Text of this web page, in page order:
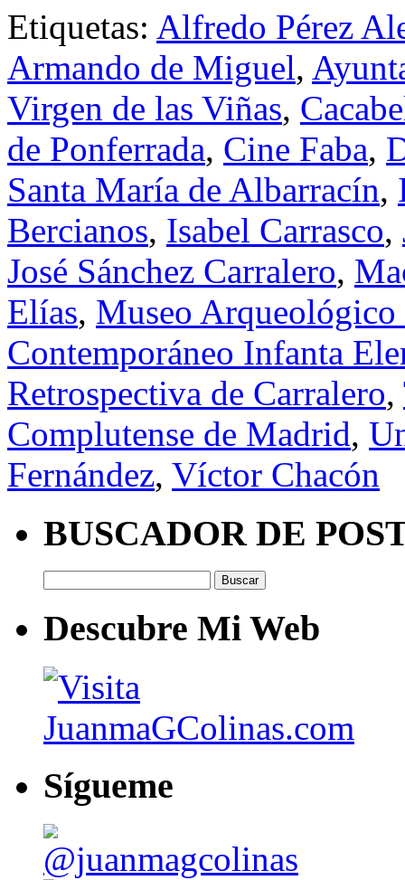
Etiquetas: Alfredo Pérez
Armando de Miguel,
Virgen de las Viñas,
de Ponferrada, Cine Faba,
Santa María de Albarracín,
Bercianos, Isabel Carrasco,
José Sánchez Carralero,
Elías, Museo Arqueológico
Contemporáneo Infanta
Retrospectiva de Carralero,
Complutense de Madrid,
Fernández, Víctor Chacón
BUSCADOR DE
Descubre Mi Web
Sígueme